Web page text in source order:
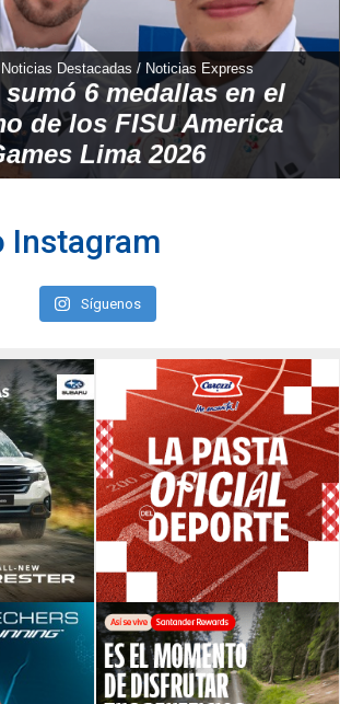
Destacadas / Noticias Express
sumó 6 medallas en el
de los FISU America
Lima 2026
Instagram
Síguenos